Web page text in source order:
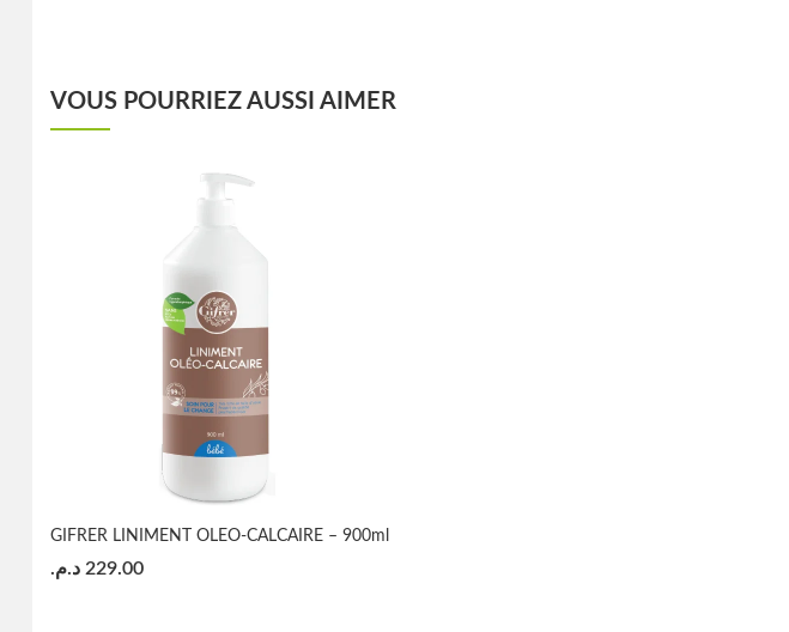
VOUS POURRIEZ AUSSI AIMER
GIFRER LINIMENT OLEO-CALCAIRE – 900ml
229.00 د.م.